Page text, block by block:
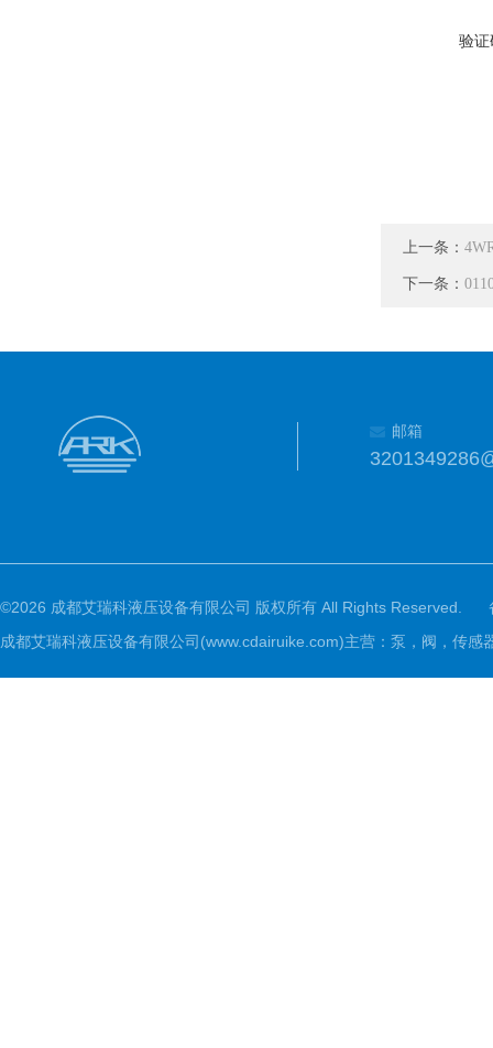
验
上一条：
下一条：
邮箱
©2026 成都艾瑞科液压设备有限公司 版权所有 All Rights Reserved.
成都艾瑞科液压设备有限公司(www.cdairuike.com)主营：泵，阀，传